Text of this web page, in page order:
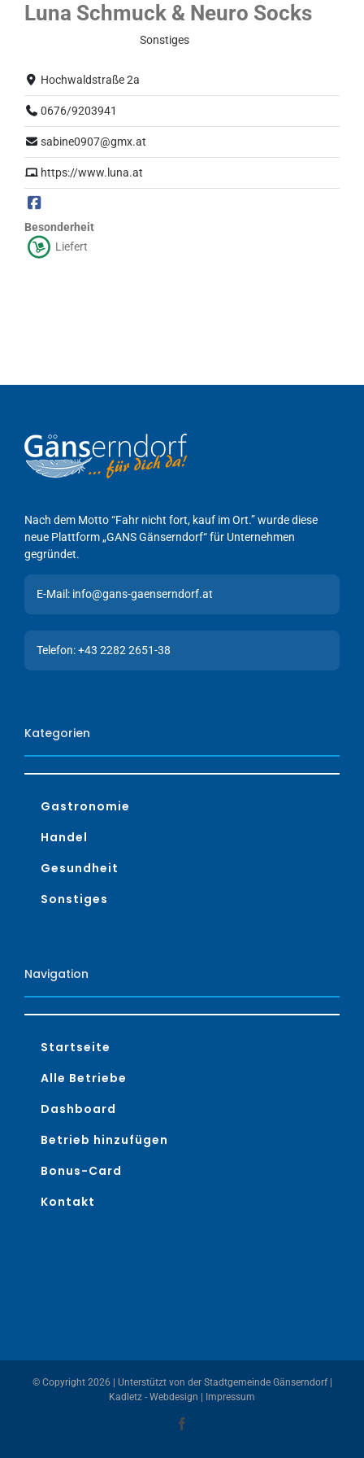
Luna Schmuck & Neuro Socks
Sonstiges
Hochwaldstraße 2a
0676/9203941
sabine0907@gmx.at
https://www.luna.at
Besonderheit
Liefert
Nach dem Motto “Fahr nicht fort, kauf im Ort.” wurde diese
neue Plattform „GANS Gänserndorf“ für Unternehmen
gegründet.
E-Mail: info@gans-gaenserndorf.at
Telefon: +43 2282 2651-38
Kategorien
Gastronomie
Handel
Gesundheit
Sonstiges
Navigation
Startseite
Alle Betriebe
Dashboard
Betrieb hinzufügen
Bonus-Card
Kontakt
© Copyright 2026 | Unterstützt von der Stadtgemeinde Gänserndorf|
Kadletz - Webdesign
Impressum